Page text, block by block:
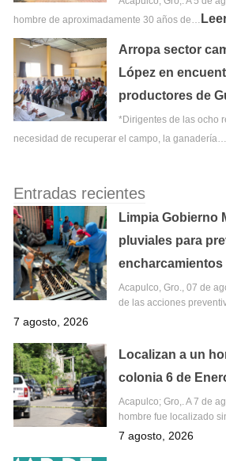
hombre de aproximadamente 30 años de…
Arropa sector
López en
productores de
*Dirigentes de las ocho
necesidad de recuperar el campo, la ganadería…
Entradas recientes
Limpia Gobierno
pluviales para
encharcamientos
Acapulco, Gro., 07 de
de las acciones
7 agosto, 2026
Localizan a un
colonia 6 de
Acapulco; Gro,. A 7 de
hombre fue localizado
7 agosto, 2026